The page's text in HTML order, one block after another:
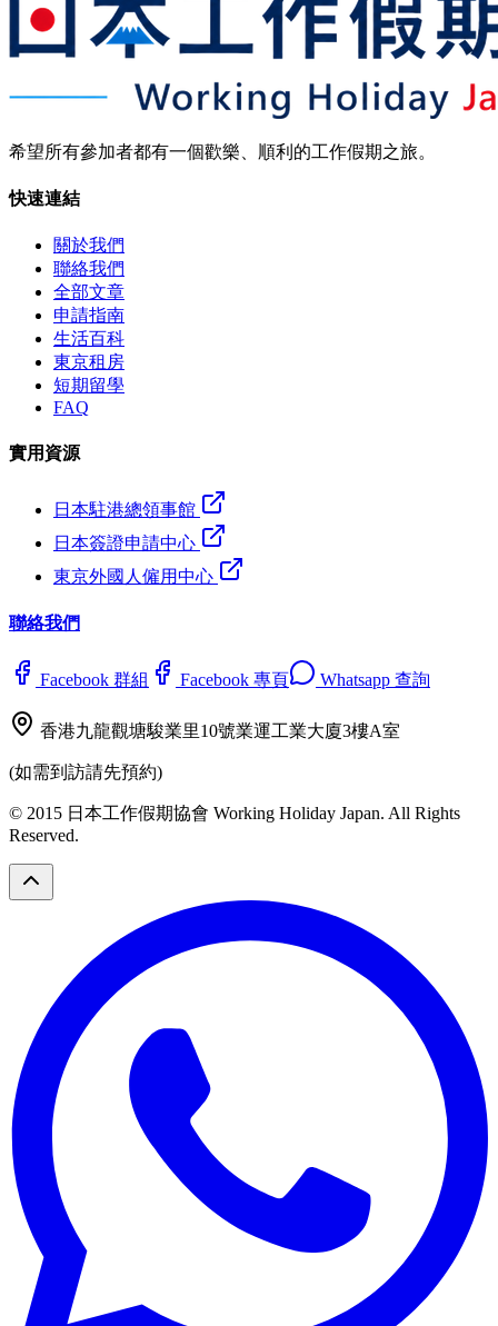
希望所有參加者都有一個歡樂、順利的工作假期之旅。
快速連結
關於我們
聯絡我們
全部文章
申請指南
生活百科
東京租房
短期留學
FAQ
實用資源
日本駐港總領事館
日本簽證申請中心
東京外國人僱用中心
聯絡我們
Facebook 群組 Facebook 專頁 Whatsapp 查詢
香港九龍觀塘駿業里10號業運工業大廈3樓A室
(如需到訪請先預約)
© 2015 日本工作假期協會 Working Holiday Japan. All Rights
Reserved.